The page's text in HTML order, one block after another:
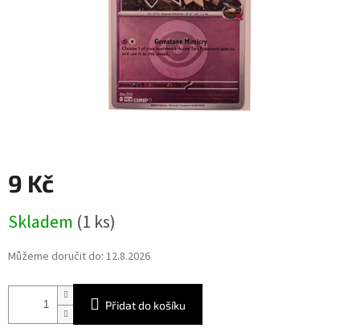
9 Kč
cena:
Skladem (1 ks)
Můžeme doručit do: 12.8.2026
Přidat do košíku